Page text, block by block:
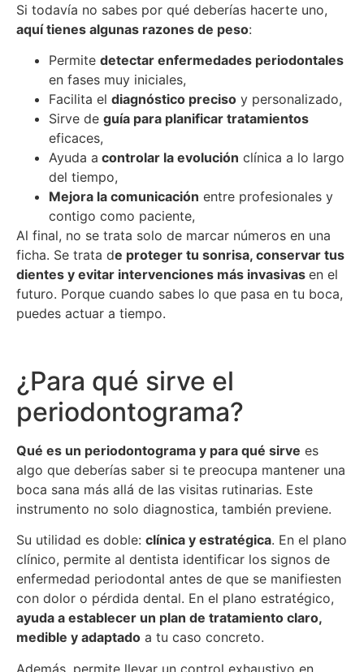
Si todavía no sabes por qué deberías hacerte uno,
aquí tienes algunas razones de peso:
Permite detectar enfermedades periodontales
en fases muy iniciales,
Facilita el diagnóstico preciso y personalizado,
Sirve de guía para planificar tratamientos
eficaces,
Ayuda a controlar la evolución clínica a lo largo
del tiempo,
Mejora la comunicación entre profesionales y
contigo como paciente,
Al final, no se trata solo de marcar números en una
ficha. Se trata de proteger tu sonrisa, conservar tus
dientes y evitar intervenciones más invasivas en el
futuro. Porque cuando sabes lo que pasa en tu boca,
puedes actuar a tiempo.
¿Para qué sirve el
periodontograma?
Qué es un periodontograma y para qué sirve es
algo que deberías saber si te preocupa mantener una
boca sana más allá de las visitas rutinarias. Este
instrumento no solo diagnostica, también previene.
Su utilidad es doble: clínica y estratégica. En el plano
clínico, permite al dentista identificar los signos de
enfermedad periodontal antes de que se manifiesten
con dolor o pérdida dental. En el plano estratégico,
ayuda a establecer un plan de tratamiento claro,
medible y adaptado a tu caso concreto.
Además, permite llevar un control exhaustivo en